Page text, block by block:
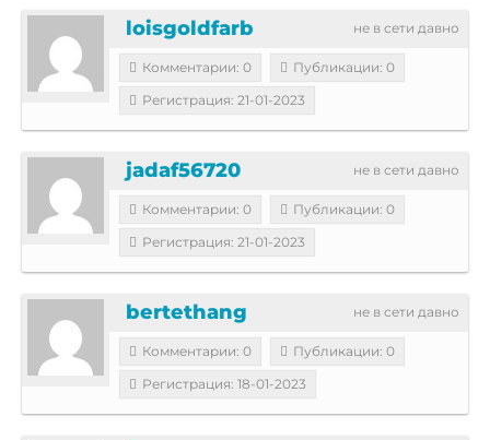
не в сети давно
loisgoldfarb
Комментарии: 0
Публикации: 0
Регистрация: 21-01-2023
не в сети давно
jadaf56720
Комментарии: 0
Публикации: 0
Регистрация: 21-01-2023
не в сети давно
bertethang
Комментарии: 0
Публикации: 0
Регистрация: 18-01-2023